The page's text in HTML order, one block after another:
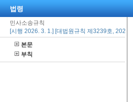
법령
민사소송규칙
[시행 2026. 3. 1.] [대법원규칙 제3239호, 2026.
본문
부칙